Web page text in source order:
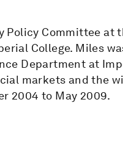
Committee at
College. Miles
Department at
markets and the
2004 to May 2009.